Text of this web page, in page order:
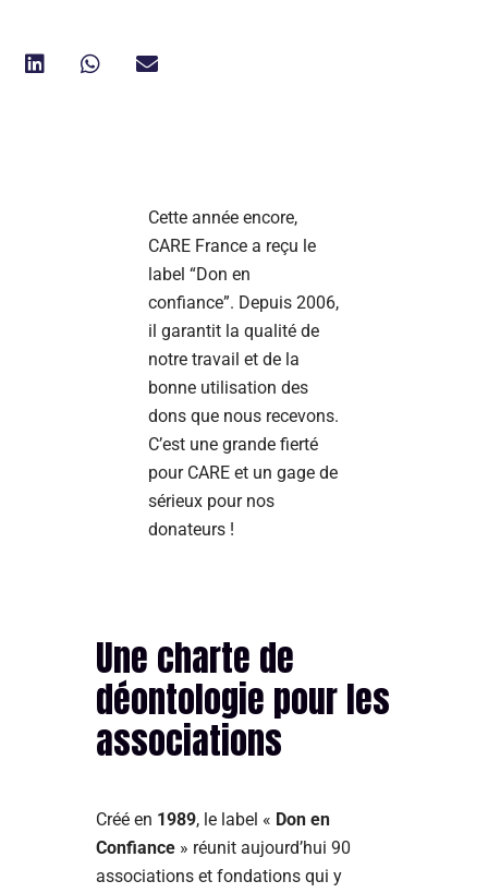
Cette année encore,
CARE France a reçu le
label “Don en
confiance”. Depuis 2006,
il garantit la qualité de
notre travail et de la
bonne utilisation des
dons que nous recevons.
C’est une grande fierté
pour CARE et un gage de
sérieux pour nos
donateurs !
Une charte de
déontologie pour les
associations
Créé en 1989, le label « Don en
Confiance » réunit aujourd’hui 90
associations et fondations qui y